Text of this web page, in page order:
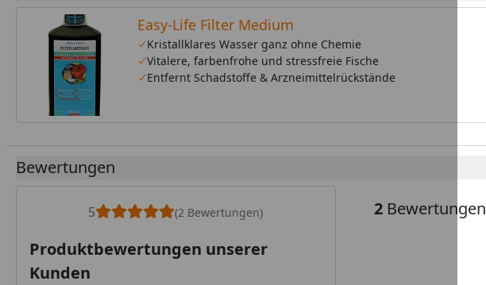
Easy-Life Filter Medium
Kristallklares Wasser ganz ohne Chemie
Vitalere, farbenfrohe und stressfreie Fische
Entfernt Schadstoffe & Arzneimittelrückstände
Bewertungen
5 (2 Bewertungen)
Produktbewertungen unserer
Kunden
2Bewertungen